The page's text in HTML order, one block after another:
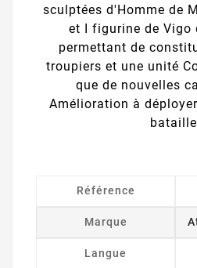
sculptées d'Homme de
et I figurine de Vigo
permettant de
troupiers et une unité
que de nouvelles
Amélioration à
Référence
Marque
Langue